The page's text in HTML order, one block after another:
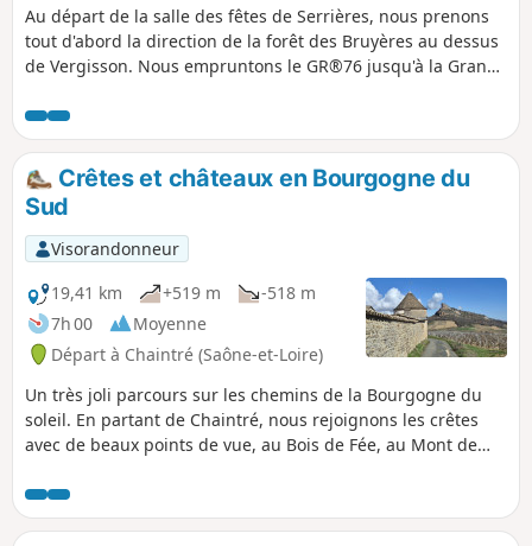
Au départ de la salle des fêtes de Serrières, nous prenons
tout d'abord la direction de la forêt des Bruyères au dessus
de Vergisson. Nous empruntons le GR®76 jusqu'à la Grange
Grosne en direction de Burnaizé et les Guèrins. Nous
remontons vers la Fontaine Marguerite sur le versant Nord-
Est de la Mère Boitier. Le retour par le hameau des
Provenchères et les Monterrains nous offrent de très belles
vues.
Crêtes et châteaux en Bourgogne du
Sud
Visorandonneur
19,41 km
+519 m
-518 m
7h 00
Moyenne
Départ à Chaintré (Saône-et-Loire)
Un très joli parcours sur les chemins de la Bourgogne du
soleil. En partant de Chaintré, nous rejoignons les crêtes
avec de beaux points de vue, au Bois de Fée, au Mont de
beaux châteaux sur le chemin, Château des Rontés,
Château de Chasselas, Château de Leynes, Château de